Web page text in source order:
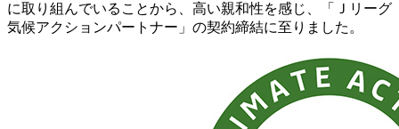
に取り組んでいることから、高い親和性を感じ、「Ｊリーグ
気候アクションパートナー」の契約締結に至りました。